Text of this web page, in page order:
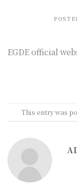
EGDE official
This entry was